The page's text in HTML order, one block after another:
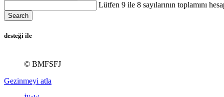
Lütfen 9 ile 8 sayılarının toplamını
Search
desteği ile
© BMFSFJ
Gezinmeyi atla